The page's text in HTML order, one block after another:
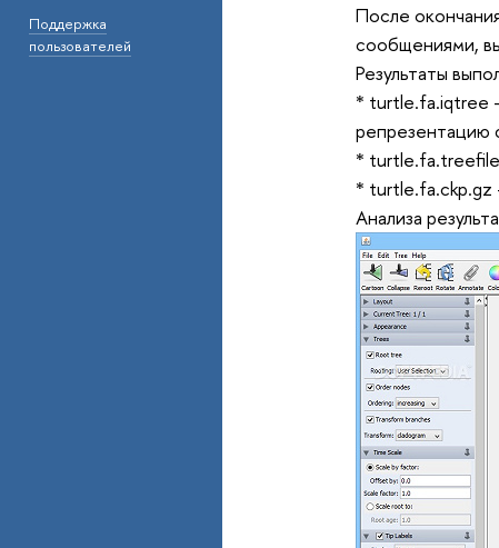
Поддержка
пользователей
После
сообщениями,
Результаты
* turtle.fa.iqtree -
репрезентацию
*
* turtle.fa.ckp.gz
Анализа